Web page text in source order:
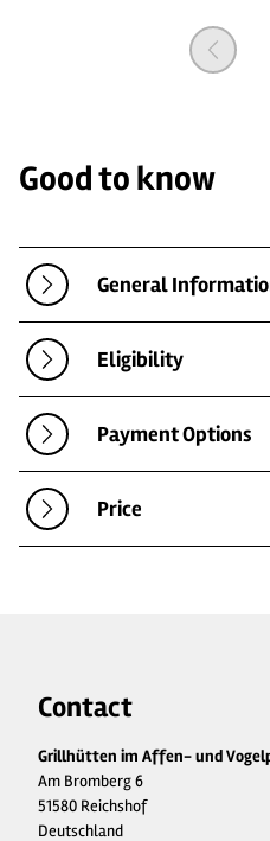
Good to know
General
Eligibility
Payment Options
Price
Contact
Grillhütten im Affen- und
Am Bromberg 6
51580 Reichshof
Deutschland